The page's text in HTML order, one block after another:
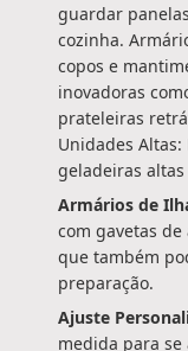
guardar
cozinha.
copos e
inovadoras
prateleiras
Unidades
geladeiras
Armários de
com gavetas
que também
preparação.
Ajuste
medida para